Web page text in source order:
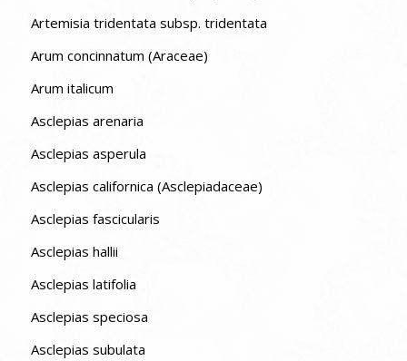
Artemisia tridentata subsp. tridentata
Arum concinnatum (Araceae)
Arum italicum
Asclepias arenaria
Asclepias asperula
Asclepias californica (Asclepiadaceae)
Asclepias fascicularis
Asclepias hallii
Asclepias latifolia
Asclepias speciosa
Asclepias subulata